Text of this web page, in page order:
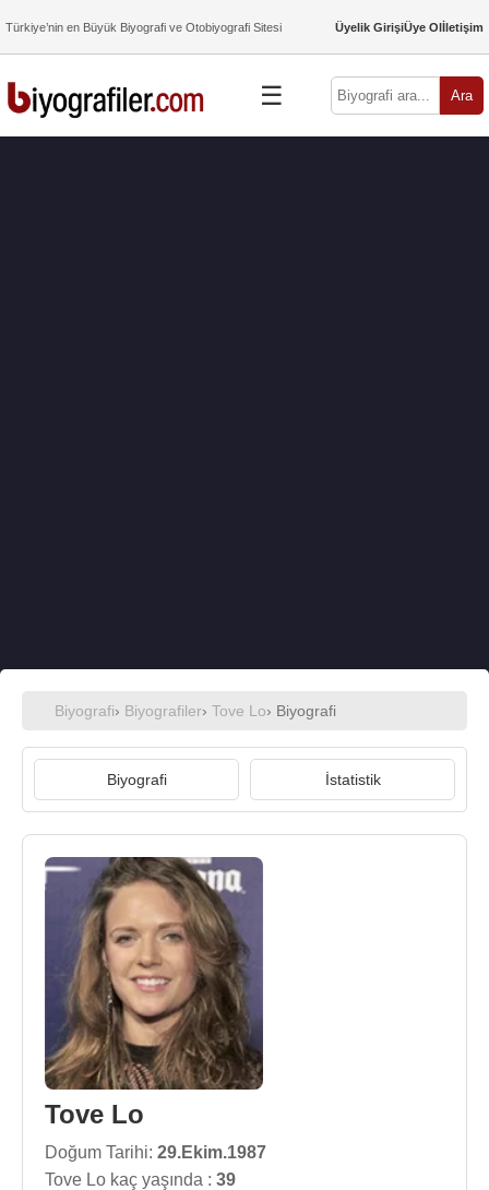
Türkiye’nin en Büyük Biyografi ve Otobiyografi Sitesi Üyelik GirişiÜye Olİletişim
☰ Ara
Biyografi› Biyografiler› Tove Lo› Biyografi
Biyografi İstatistik
Tove Lo
Doğum Tarihi: 29.Ekim.1987
Tove Lo kaç yaşında : 39